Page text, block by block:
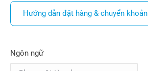
Hướng dẫn đặt hàng & chuyển khoản
Ngôn ngữ